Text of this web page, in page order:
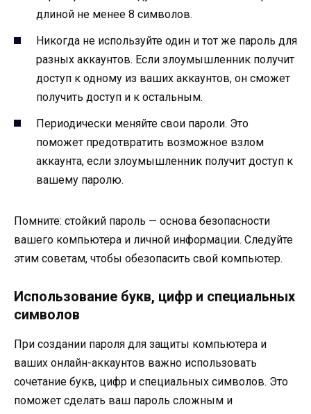
длиной не менее 8 символов.
Никогда не используйте один и тот же пароль для
разных аккаунтов. Если злоумышленник получит
доступ к одному из ваших аккаунтов, он сможет
получить доступ и к остальным.
Периодически меняйте свои пароли. Это
поможет предотвратить возможное взлом
аккаунта, если злоумышленник получит доступ к
вашему паролю.
Помните: стойкий пароль — основа безопасности
вашего компьютера и личной информации. Следуйте
этим советам, чтобы обезопасить свой компьютер.
Использование букв, цифр и специальных
символов
При создании пароля для защиты компьютера и
ваших онлайн-аккаунтов важно использовать
сочетание букв, цифр и специальных символов. Это
поможет сделать ваш пароль сложным и